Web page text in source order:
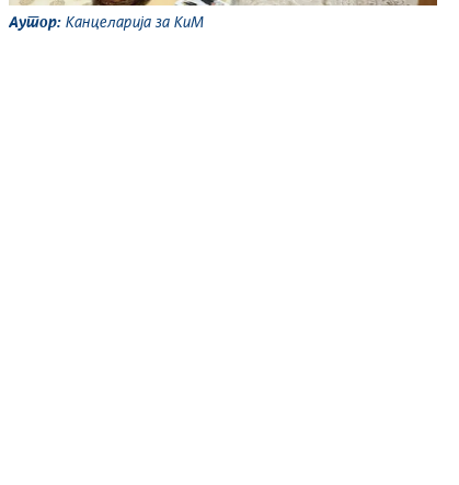
Аутор: Канцеларија за КиМ